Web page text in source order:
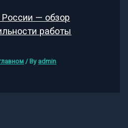
— обзор
работы
/ By admin